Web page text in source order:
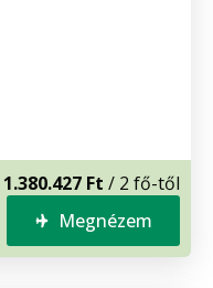
1.380.427 Ft / 2 fő-től
Megnézem